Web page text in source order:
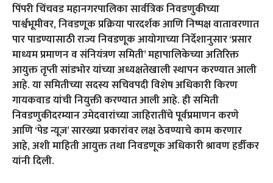
पिंपरी चिंचवड महानगरपालिका सार्वत्रिक निवडणुकीच्या
पार्श्वभूमीवर, निवडणूक प्रक्रिया पारदर्शक आणि निष्पक्ष वातावरणात
पार पाडण्यासाठी राज्य निवडणूक आयोगाच्या निर्देशानुसार ‘प्रसार
माध्यम प्रमाणन व संनियंत्रण समिती’ महापालिकेच्या अतिरिक्त
आयुक्त तृप्ती सांडभोर यांच्या अध्यक्षतेखाली स्थापन करण्यात आली
आहे. या समितीच्या सदस्य सचिवपदी विशेष अधिकारी किरण
गायकवाड यांची नियुक्ती करण्यात आली आहे. ही समिती
निवडणुकीदरम्यान उमेदवारांच्या जाहिरातींचे पूर्वप्रमाणन करणे
आणि ‘पेड न्यूज’ सारख्या प्रकारांवर लक्ष ठेवण्याचे काम करणार
आहे, अशी माहिती आयुक्त तथा निवडणूक अधिकारी श्रावण हर्डीकर
यांनी दिली.